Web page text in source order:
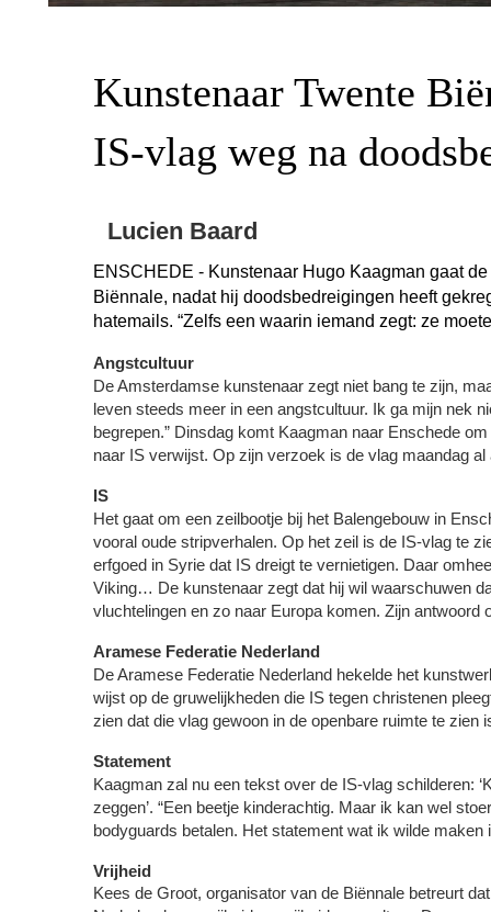
Kunstenaar Twente
IS-vlag weg na
Lucien Baard
ENSCHEDE - Kunstenaar Hugo Kaagman gaat
Biënnale, nadat hij doodsbedreigingen heeft
hatemails. “Zelfs een waarin iemand zegt: ze
Angstcultuur
De Amsterdamse kunstenaar zegt niet bang te zijn,
leven steeds meer in een angstcultuur. Ik ga mijn nek
begrepen.” Dinsdag komt Kaagman naar Enschede
naar IS verwijst. Op zijn verzoek is de vlag maandag
IS
Het gaat om een zeilbootje bij het Balengebouw in
vooral oude stripverhalen. Op het zeil is de IS-vlag te
erfgoed in Syrie dat IS dreigt te vernietigen. Daar
Viking… De kunstenaar zegt dat hij wil waarschuwen
vluchtelingen en zo naar Europa komen. Zijn antwoord
Aramese Federatie Nederland
De Aramese Federatie Nederland hekelde het
wijst op de gruwelijkheden die IS tegen christenen
zien dat die vlag gewoon in de openbare ruimte te zien
Statement
Kaagman zal nu een tekst over de IS-vlag schilderen:
zeggen’. “Een beetje kinderachtig. Maar ik kan wel
bodyguards betalen. Het statement wat ik wilde maken
Vrijheid
Kees de Groot, organisator van de Biënnale betreurt